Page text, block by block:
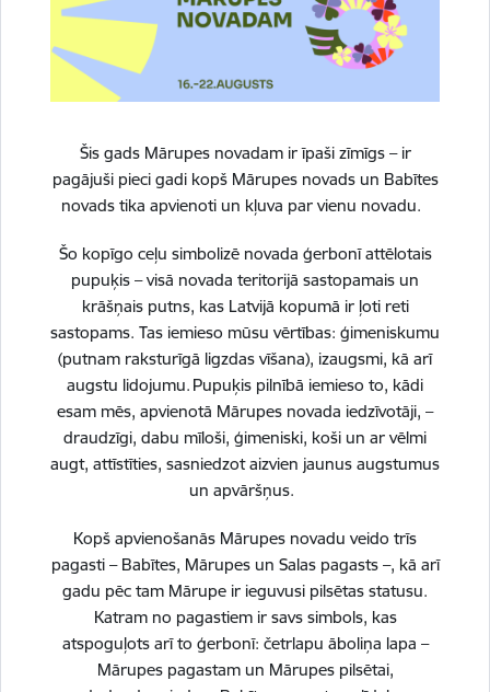
Šis gads Mārupes novadam ir īpaši zīmīgs – ir
pagājuši pieci gadi kopš Mārupes novads un Babītes
novads tika apvienoti un kļuva par vienu novadu.
Šo kopīgo ceļu simbolizē novada ģerbonī attēlotais
pupuķis – visā novada teritorijā sastopamais un
krāšņais putns, kas Latvijā kopumā ir ļoti reti
sastopams. Tas iemieso mūsu vērtības: ģimeniskumu
(putnam raksturīgā ligzdas vīšana), izaugsmi, kā arī
augstu lidojumu. Pupuķis pilnībā iemieso to, kādi
esam mēs, apvienotā Mārupes novada iedzīvotāji, –
draudzīgi, dabu mīloši, ģimeniski, koši un ar vēlmi
augt, attīstīties, sasniedzot aizvien jaunus augstumus
un apvāršņus.
Kopš apvienošanās Mārupes novadu veido trīs
pagasti – Babītes, Mārupes un Salas pagasts –, kā arī
gadu pēc tam Mārupe ir ieguvusi pilsētas statusu.
Katram no pagastiem ir savs simbols, kas
atspoguļots arī to ģerbonī: četrlapu āboliņa lapa –
Mārupes pagastam un Mārupes pilsētai,
Dalīties
Vai šī informācija bija noderīga?
Sniegt atsauksmi
Esi pirmais, kurš uzzina!
Piesakies jaunumu saņemšanai savā e-pastā.